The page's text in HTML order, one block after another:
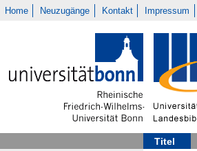
Home Neuzugänge Kontakt Impressum
Titel